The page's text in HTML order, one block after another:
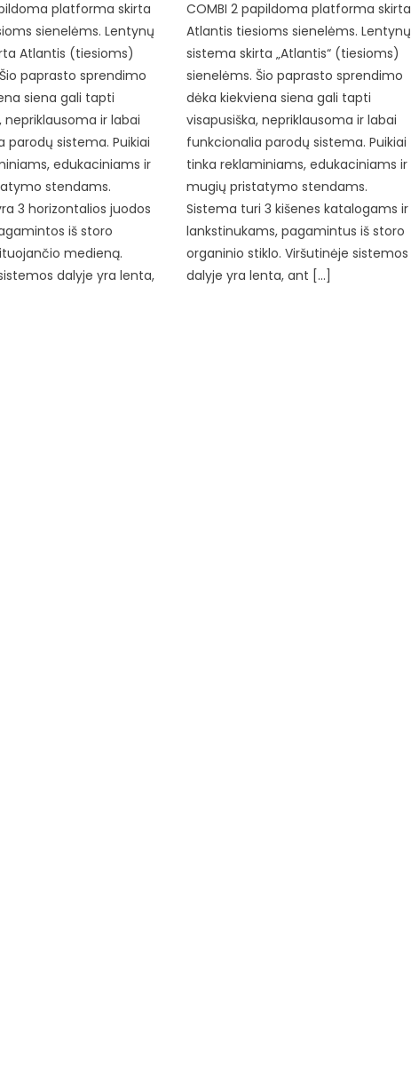
platforma skirta
sienelėms. Lentynų
Atlantis (tiesioms)
paprasto sprendimo
siena gali tapti
nepriklausoma ir labai
parodų sistema. Puikiai
edukaciniams ir
stendams.
3 horizontalios juodos
iš storo
medieną.
dalyje yra lenta,
COMBI 2 papildoma platforma skirta
Atlantis tiesioms sienelėms. Lentynų
sistema skirta „Atlantis“ (tiesioms)
sienelėms. Šio paprasto sprendimo
dėka kiekviena siena gali tapti
visapusiška, nepriklausoma ir labai
funkcionalia parodų sistema. Puikiai
tinka reklaminiams, edukaciniams ir
mugių pristatymo stendams.
Sistema turi 3 kišenes katalogams ir
lankstinukams, pagamintus iš storo
organinio stiklo. Viršutinėje sistemos
dalyje yra lenta, ant […]